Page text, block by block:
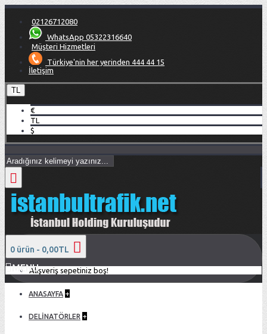
02126712080
WhatsApp 05322316640
Müşteri Hizmetleri
Türkiye'nin her yerinden 444 44 15
İletişim
TL
€
TL
$
0 ürün - 0,00TL
Alışveriş sepetiniz boş!
MENU
ANASAYFA +
DELİNATÖRLER +